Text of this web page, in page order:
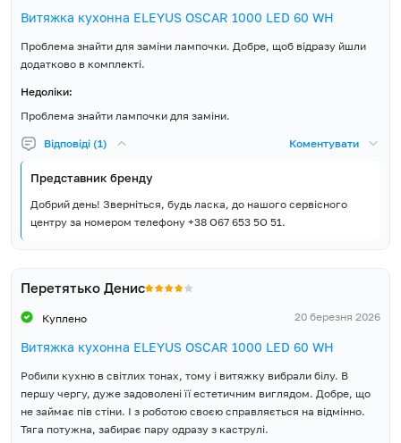
Витяжка кухонна ELEYUS OSCAR 1000 LED 60 WH
Проблема знайти для заміни лампочки. Добре, щоб відразу йшли
додатково в комплекті.
Недоліки:
Проблема знайти лампочки для заміни.
Відповіді (1) Коментувати
Представник бренду
Добрий день! Зверніться, будь ласка, до нашого сервісного
центру за номером телефону +38 О67 653 5О 51.
Перетятько Денис
Куплено 20 березня 2026
Витяжка кухонна ELEYUS OSCAR 1000 LED 60 WH
Робили кухню в світлих тонах, тому і витяжку вибрали білу. В
першу чергу, дуже задоволені її естетичним виглядом. Добре, що
не займає пів стіни. І з роботою своєю справляється на відмінно.
Тяга потужна, забирає пару одразу з каструлі.